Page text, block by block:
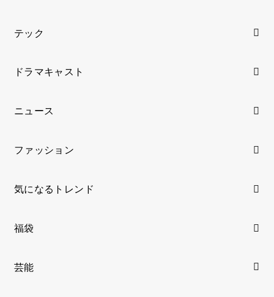
テック
ドラマキャスト
ニュース
ファッション
気になるトレンド
福袋
芸能